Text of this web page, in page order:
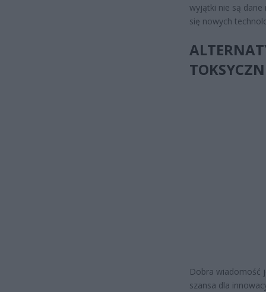
wyjątki nie są
się nowych
Dobra wiadomość
szansa dla